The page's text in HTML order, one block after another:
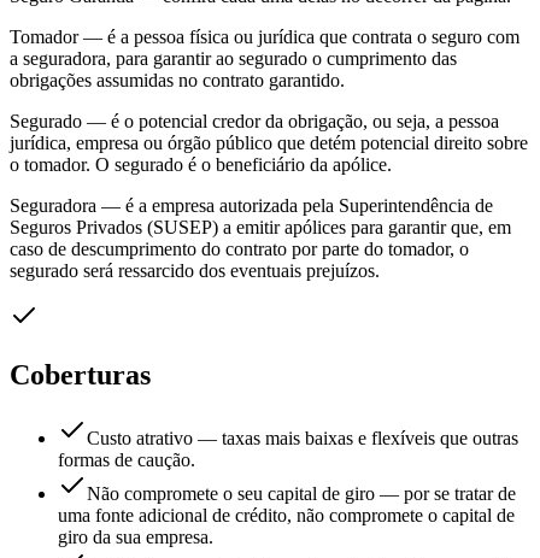
Tomador — é a pessoa física ou jurídica que contrata o seguro com
a seguradora, para garantir ao segurado o cumprimento das
obrigações assumidas no contrato garantido.
Segurado — é o potencial credor da obrigação, ou seja, a pessoa
jurídica, empresa ou órgão público que detém potencial direito sobre
o tomador. O segurado é o beneficiário da apólice.
Seguradora — é a empresa autorizada pela Superintendência de
Seguros Privados (SUSEP) a emitir apólices para garantir que, em
caso de descumprimento do contrato por parte do tomador, o
segurado será ressarcido dos eventuais prejuízos.
Coberturas
Custo atrativo — taxas mais baixas e flexíveis que outras
formas de caução.
Não compromete o seu capital de giro — por se tratar de
uma fonte adicional de crédito, não compromete o capital de
giro da sua empresa.